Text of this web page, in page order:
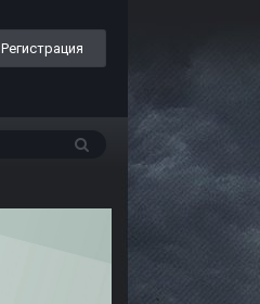
Регистрация